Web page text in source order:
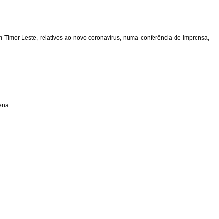
Leste, relativos ao novo coronavírus, numa conferência de imprensa,